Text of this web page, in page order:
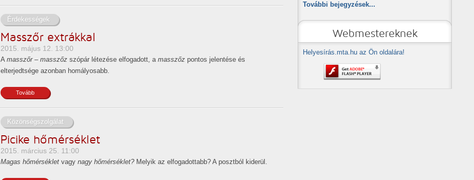
További bejegyzések...
Webmestereknek
Helyesírás.mta.hu az Ön oldalára!
Érdekességek
Masszőr extrákkal
2015. május 12. 13:00
A masszőr – masszőz szópár létezése elfogadott, a masszőz pontos jelentése és
elterjedtsége azonban homályosabb.
Tovább
Közönségszolgálat
Picike hőmérséklet
2015. március 25. 11:00
Magas hőmérséklet vagy nagy hőmérséklet? Melyik az elfogadottabb? A posztból kiderül.